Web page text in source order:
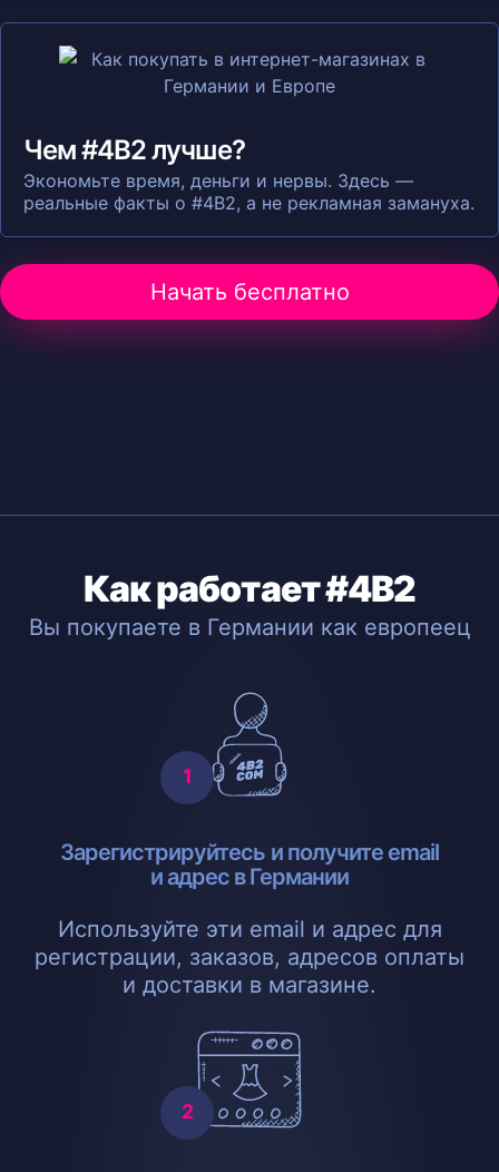
Чем #4B2 лучше?
Экономьте время, деньги и нервы. Здесь —
реальные факты о #4B2, а не рекламная замануха.
Начать бесплатно
Как работает #4B2
Вы покупаете в Германии как европеец
Зарегистрируйтесь и получите email
и адрес в Германии
Используйте эти email и адрес для
регистрации, заказов, адресов оплаты
и доставки в магазине.